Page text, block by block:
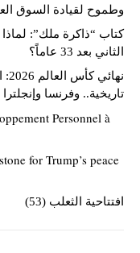
وطموح لقيادة السوق
كتاب “ذاكرة ملك”:
الثاني بعد 33 عاماً؟
تاريخية.. وفرنسا وإنجلترا
Personnel à
for Trump’s peace
افتتاحية الثعلب (53)